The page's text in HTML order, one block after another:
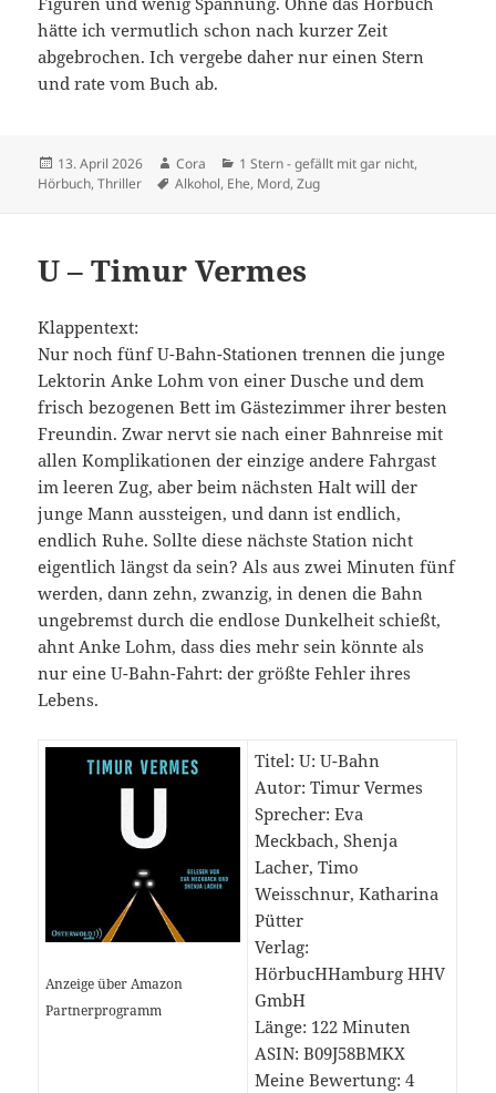
hätte ich vermutlich schon nach kurzer Zeit
abgebrochen. Ich vergebe daher nur einen Stern
und rate vom Buch ab.
Veröffentlicht
am
13. April 2026 Autor
Cora Kategorien
1 Stern - gefällt mit gar nicht,
Hörbuch,Thriller Schlagwörter
Alkohol, Ehe, Mord,Zug
U – Timur Vermes
Klappentext:
Nur noch fünf U-Bahn-Stationen trennen die junge
Lektorin Anke Lohm von einer Dusche und dem
frisch bezogenen Bett im Gästezimmer ihrer besten
Freundin. Zwar nervt sie nach einer Bahnreise mit
allen Komplikationen der einzige andere Fahrgast
im leeren Zug, aber beim nächsten Halt will der
junge Mann aussteigen, und dann ist endlich,
endlich Ruhe. Sollte diese nächste Station nicht
eigentlich längst da sein? Als aus zwei Minuten fünf
werden, dann zehn, zwanzig, in denen die Bahn
ungebremst durch die endlose Dunkelheit schießt,
ahnt Anke Lohm, dass dies mehr sein könnte als
nur eine U-Bahn-Fahrt: der größte Fehler ihres
Lebens.
Anzeige über Amazon
Partnerprogramm
Titel: U: U-Bahn
Autor: Timur Vermes
Sprecher: Eva
Meckbach, Shenja
Lacher, Timo
Weisschnur, Katharina
Pütter
Verlag:
HörbucHHamburg HHV
GmbH
Länge: 122 Minuten
ASIN: B09J58BMKX
Meine Bewertung: 4